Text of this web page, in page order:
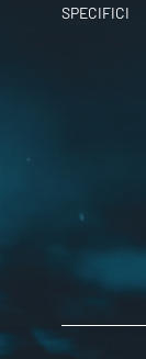
SPECIFICI